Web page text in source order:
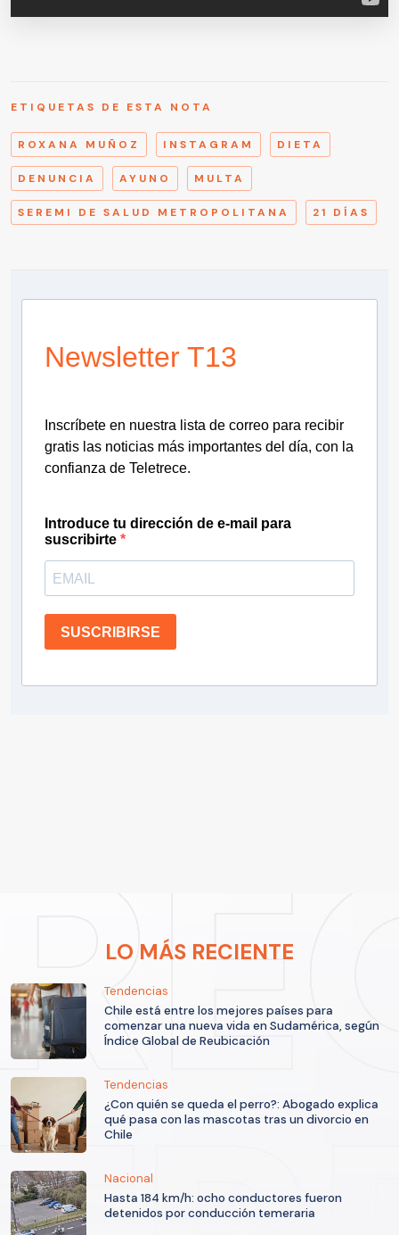
ETIQUETAS DE ESTA NOTA
ROXANA MUÑOZ INSTAGRAM DIETA
DENUNCIA AYUNO MULTA
SEREMI DE SALUD METROPOLITANA 21 DÍAS
Newsletter T13
Inscríbete en nuestra lista de correo para recibir
gratis las noticias más importantes del día, con la
confianza de Teletrece.
Introduce tu dirección de e-mail para
suscribirte
SUSCRIBIRSE
LO MÁS RECIENTE
Tendencias
Chile está entre los mejores países para
comenzar una nueva vida en Sudamérica, según
Índice Global de Reubicación
Tendencias
¿Con quién se queda el perro?: Abogado explica
qué pasa con las mascotas tras un divorcio en
Chile
Nacional
Hasta 184 km/h: ocho conductores fueron
detenidos por conducción temeraria